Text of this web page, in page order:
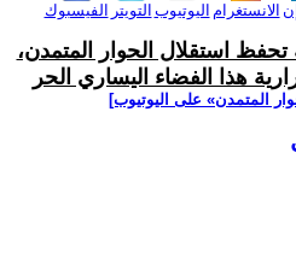
الفيسبوك التويتر اليوتيوب الانستغرام
تحفظ استقلال الحوار المتمدن،
هذا الفضاء اليساري الحر
المتمدن» على اليوتيوب]